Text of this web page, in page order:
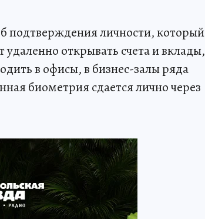
подтверждения личности, который
открывать счета и вклады,
в офисы, в бизнес-залы ряда
биометрия сдается лично через